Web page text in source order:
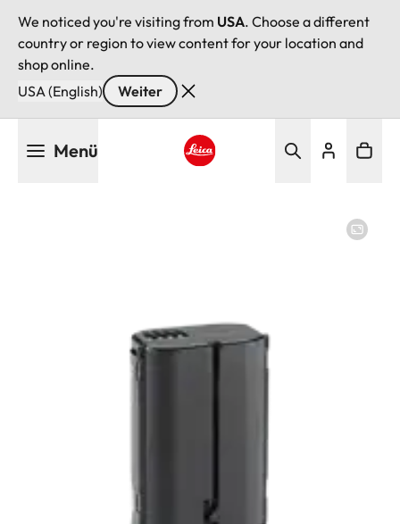
We noticed you're visiting from USA. Choose a different
country or region to view content for your location and
shop online.
USA (English)
Weiter
Menü